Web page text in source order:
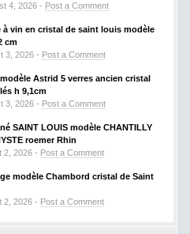
4, 2026 - Post a Comment
à vin en cristal de saint louis modèle
cm
3, 2026 - Post a Comment
Astrid 5 verres ancien cristal
h 9,1cm
3, 2026 - Post a Comment
SAINT LOUIS modèle CHANTILLY
roemer Rhin
2, 2026 - Post a Comment
modèle Chambord cristal de Saint
2, 2026 - Post a Comment